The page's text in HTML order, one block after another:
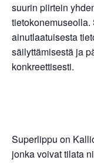
suurin piirtein
ainutlaatuisesta
säilyttämisestä ja
konkreettisesti.
Superlippu on
jonka voivat tilata